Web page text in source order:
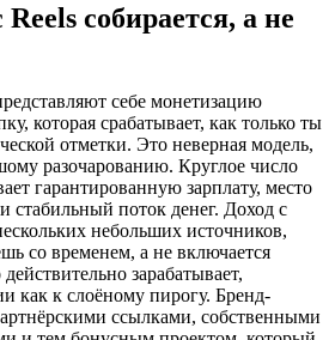
собирается, а не
себе монетизацию
которая срабатывает, как только ты
отметки. Это неверная модель,
разочарованию. Круглое число
гарантированную зарплату, место
стабильный поток денег. Доход с
небольших источников,
со временем, а не включается
зарабатывает,
как к слоёному пирогу. Бренд-
ссылками, собственными